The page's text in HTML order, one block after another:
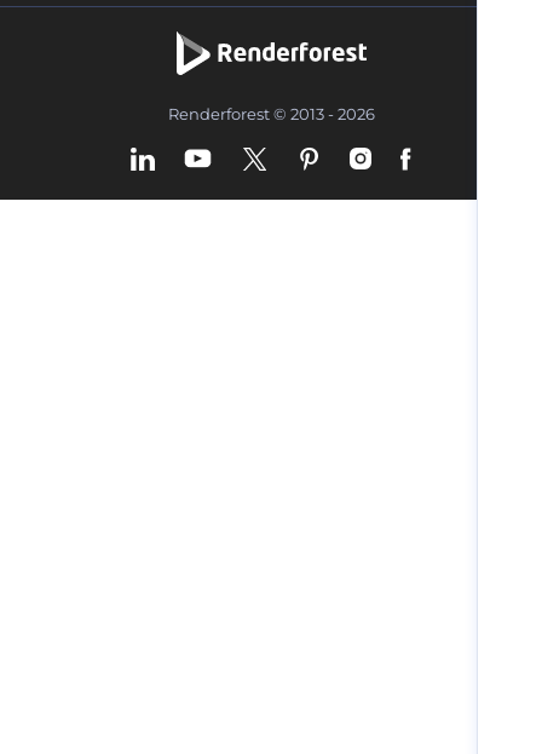
Renderforest © 2013 - 2026